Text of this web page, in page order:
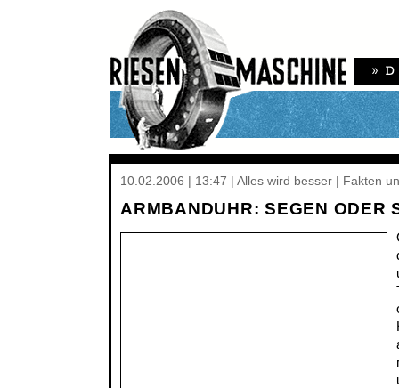
10.02.2006 | 13:47 | Alles wird besser | Fakten
ARMBANDUHR: SEGEN ODER